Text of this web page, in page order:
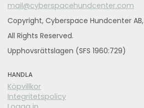
mail@cyberspacehundcenter.com
Copyright, Cyberspace Hundcenter AB,
All Rights Reserved.
Upphovsrättslagen (SFS 1960:729)
HANDLA
Köpvillkor
Integritetspolicy